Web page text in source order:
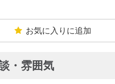
お気に入りに追加
・雰囲気